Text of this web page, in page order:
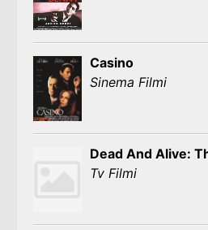
Casino
Sinema Filmi
Dead And Alive:
Tv Filmi